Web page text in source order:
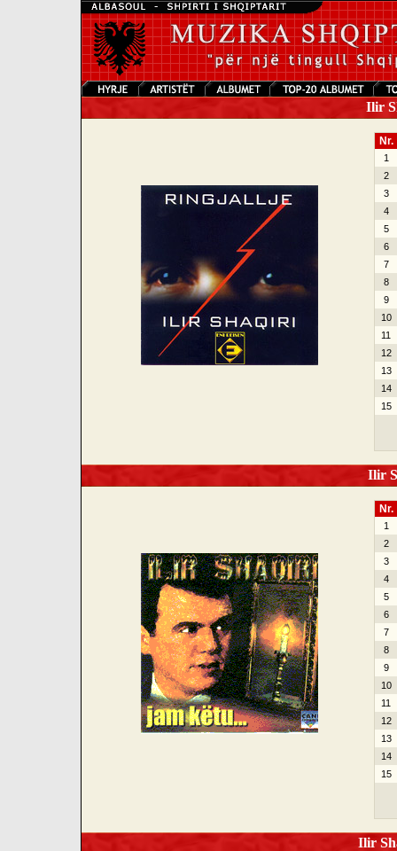
Ilir
Nr.
1
2
3
4
5
6
7
8
9
10
11
12
13
14
15
Ilir
Nr.
1
2
3
4
5
6
7
8
9
10
11
12
13
14
15
Ilir